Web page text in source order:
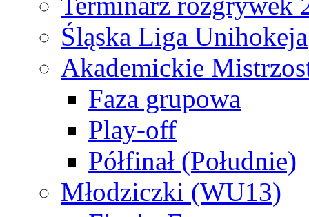
Śląska Liga Unihokeja
Akademickie
Faza grupowa
Play-off
Półfinał (Południe)
Młodziczki (WU13)